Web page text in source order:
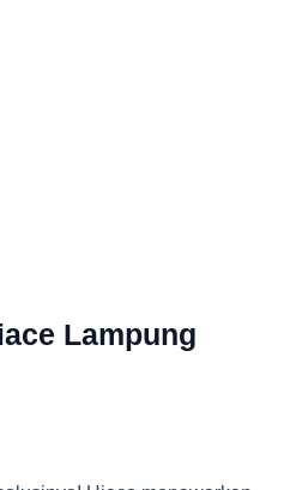
Lampung